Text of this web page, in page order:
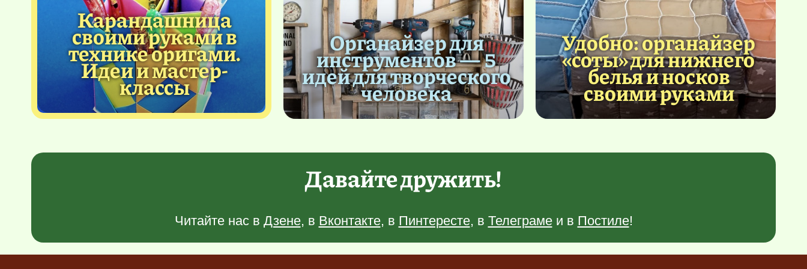
Карандашница
своими руками в
технике оригами.
Идеи и мастер-
классы
Органайзер для
инструментов — 5
идей для творческого
человека
Удобно: органайзер
«соты» для нижнего
белья и носков
своими руками
Давайте дружить!
Читайте нас в Дзене, в Вконтакте, в Пинтересте, в Телеграмеи в Постиле!